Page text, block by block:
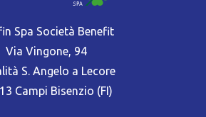
Spa Società Benefit
Via Vingone, 94
S. Angelo a Lecore
Campi Bisenzio (FI)